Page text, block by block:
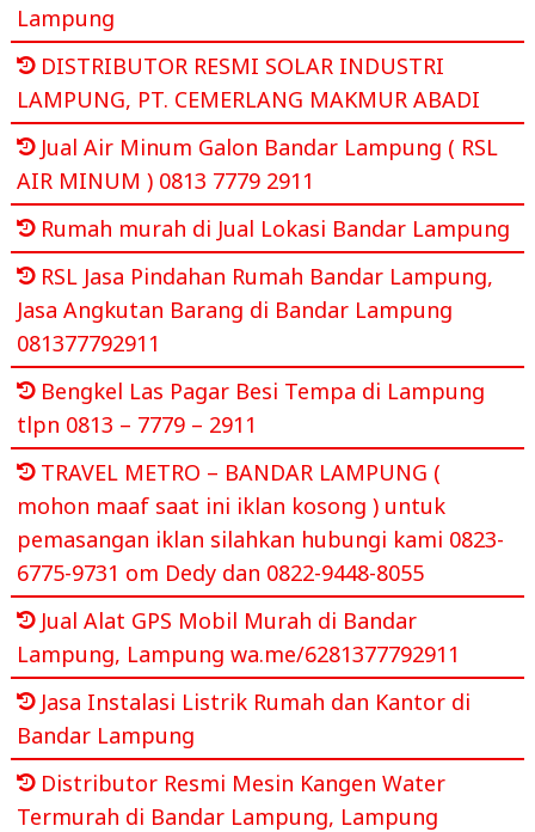
Lampung
DISTRIBUTOR RESMI SOLAR INDUSTRI
LAMPUNG, PT. CEMERLANG MAKMUR ABADI
Jual Air Minum Galon Bandar Lampung ( RSL
AIR MINUM ) 0813 7779 2911
Rumah murah di Jual Lokasi Bandar Lampung
RSL Jasa Pindahan Rumah Bandar Lampung,
Jasa Angkutan Barang di Bandar Lampung
081377792911
Bengkel Las Pagar Besi Tempa di Lampung
tlpn 0813 – 7779 – 2911
TRAVEL METRO – BANDAR LAMPUNG (
mohon maaf saat ini iklan kosong ) untuk
pemasangan iklan silahkan hubungi kami 0823-
6775-9731 om Dedy dan 0822-9448-8055
Jual Alat GPS Mobil Murah di Bandar
Lampung, Lampung wa.me/6281377792911
Jasa Instalasi Listrik Rumah dan Kantor di
Bandar Lampung
Distributor Resmi Mesin Kangen Water
Termurah di Bandar Lampung, Lampung